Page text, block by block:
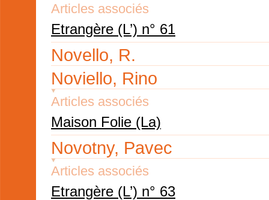
Articles associés
Etrangère (L’) n° 61
Novello, R.
Noviello, Rino
Articles associés
Maison Folie (La)
Novotny, Pavec
Articles associés
Etrangère (L’) n° 63